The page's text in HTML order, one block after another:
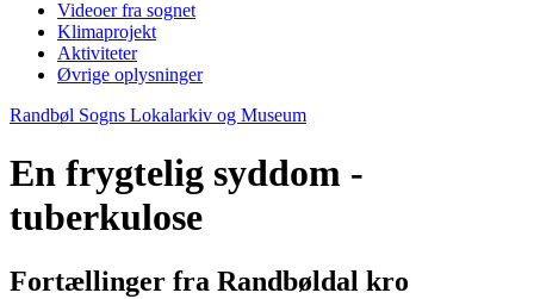
Videoer fra sognet
Klimaprojekt
Aktiviteter
Øvrige oplysninger
Randbøl Sogns Lokalarkiv og Museum
En frygtelig syddom -
tuberkulose
Fortællinger fra Randbøldal kro